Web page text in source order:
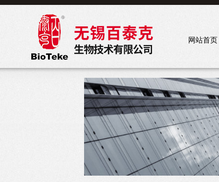
网站首页